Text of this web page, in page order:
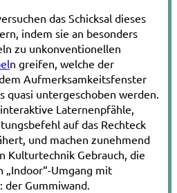
das Schicksal dieses
indem sie an besonders
zu unkonventionellen
n greifen, welche der
Aufmerksamkeitsfenster
quasi untergeschoben werden.
Laternenpfähle,
auf das Rechteck
und machen zunehmend
Kulturtechnik Gebrauch, die
Umgang mit
der Gummiwand.